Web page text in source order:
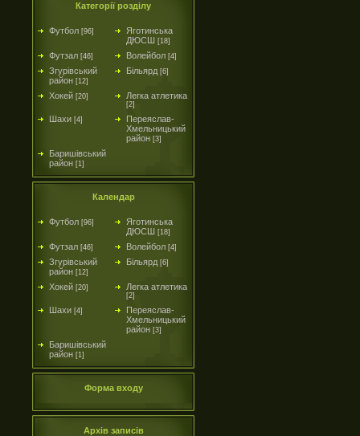
Категорії розділу
Футбол [96]
Яготинська
ДЮСШ [18]
Футзал [46] Волейбол [4]
Згурівський
район [12]
Більярд [6]
Хокей [20] Легка атлетика
[2]
Шахи [4]
Переяслав-
Хмельницький
район [3]
Баришівський
район [1]
Календар
Футбол [96]
Яготинська
ДЮСШ [18]
Футзал [46] Волейбол [4]
Згурівський
район [12]
Більярд [6]
Хокей [20] Легка атлетика
[2]
Шахи [4]
Переяслав-
Хмельницький
район [3]
Баришівський
район [1]
Форма входу
Архів записів